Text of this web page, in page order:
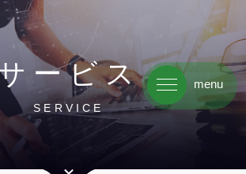
ービス
SERVICE
menu